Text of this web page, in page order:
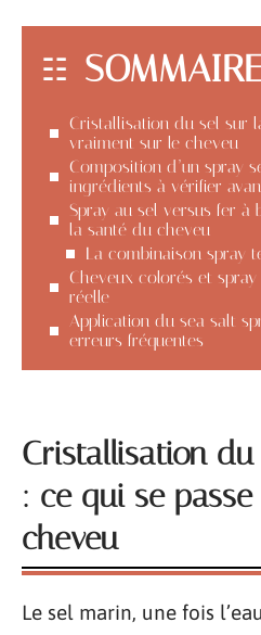
Cristallisation du sel sur
vraiment sur le cheveu
Composition d’un spray
ingrédients à vérifier
Spray au sel versus fer à
la santé du cheveu
La combinaison spray
Cheveux colorés et
réelle
Application du sea salt
erreurs fréquentes
Cristallisation
: ce qui se
cheveu
Le sel marin, une fois